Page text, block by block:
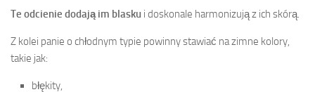
Te odcienie dodają im blasku i doskonale harmonizują z ich skórą.
Z kolei panie o chłodnym typie powinny stawiać na zimne kolory,
takie jak:
błękity,